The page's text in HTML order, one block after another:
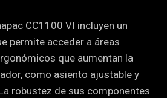
CC1100 VI incluyen un
permite acceder a áreas
que aumentan la
como asiento ajustable y
robustez de sus componentes